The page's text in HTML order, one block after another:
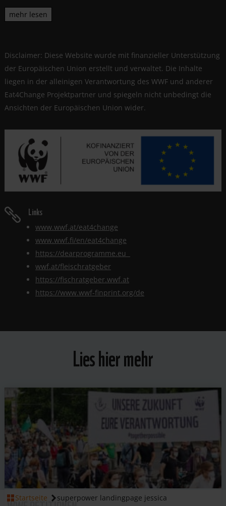
mehr lesen
Disclaimer: Diese Website wurde mit finanzieller Unterstützung
der Europäischen Union erstellt und verwaltet. Die Inhalte
liegen in der alleinigen Verantwortung des WWF und anderer
Eat4Change Projektpartner und spiegeln nicht unbedingt die
Ansichten der Europäischen Union wider.
 Links
www.wwf.at/eat4change
www.wwf.fi/en/eat4change
https://dearprogramme.eu
wwf.at/fleischratgeber
https://fischratgeber.wwf.at
https://www.wwf-finprint.org/de
Lies hier mehr
Startseite superpower landingpage jessica